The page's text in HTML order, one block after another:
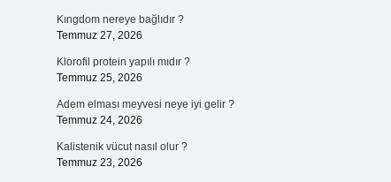
Kıngdom nereye bağlıdır ?
Temmuz 27, 2026
Klorofil protein yapılı mıdır ?
Temmuz 25, 2026
Adem elması meyvesi neye iyi gelir ?
Temmuz 24, 2026
Kalistenik vücut nasıl olur ?
Temmuz 23, 2026